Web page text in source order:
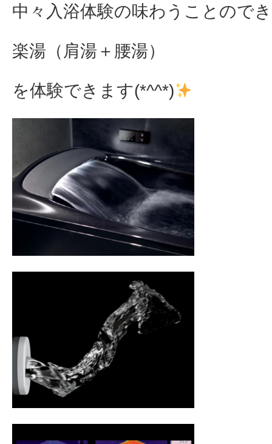
中々入浴体験の味わうことので
楽湯（肩湯＋腰湯）
を体験できます(*^^*)